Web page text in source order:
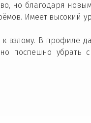
но благодаря
Имеет высокий
к взлому. В профиле
поспешно убрать